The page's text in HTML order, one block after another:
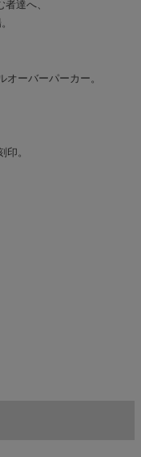
達へ、
ーバーパーカー。
。